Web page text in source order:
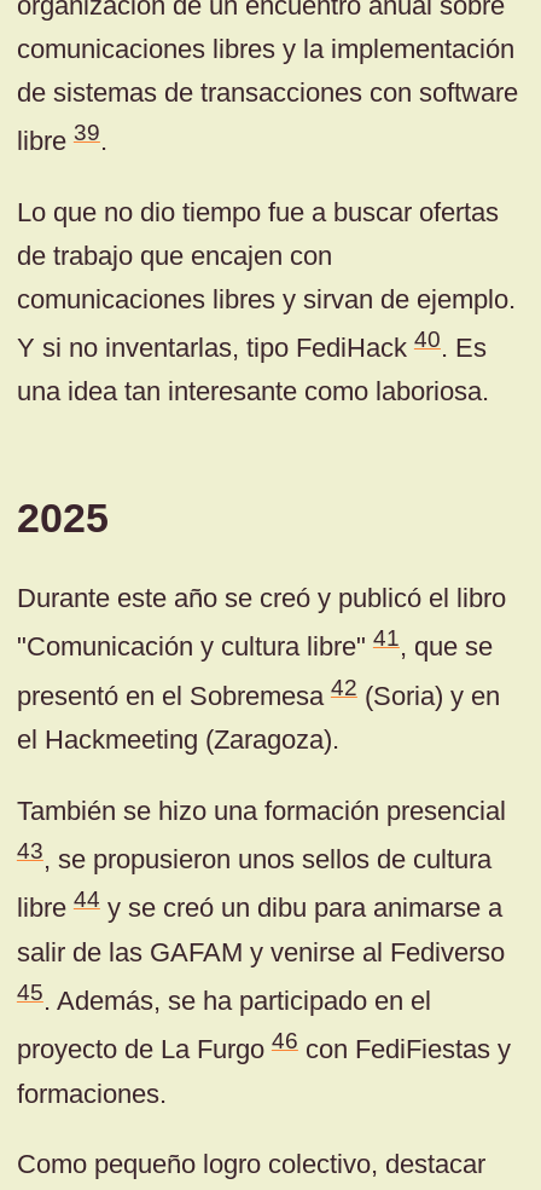
comunicaciones libres y la implementación
de sistemas de transacciones con software
libre 39.
Lo que no dio tiempo fue a buscar ofertas
de trabajo que encajen con
comunicaciones libres y sirvan de ejemplo.
Y si no inventarlas, tipo FediHack 40. Es
una idea tan interesante como laboriosa.
2025
Durante este año se creó y publicó el libro
"Comunicación y cultura libre" 41, que se
presentó en el Sobremesa 42(Soria) y en
el Hackmeeting (Zaragoza).
También se hizo una formación presencial
43, se propusieron unos sellos de cultura
libre 44y se creó un dibu para animarse a
salir de las GAFAM y venirse al Fediverso
45. Además, se ha participado en el
proyecto de La Furgo 46con FediFiestas y
formaciones.
Como pequeño logro colectivo, destacar